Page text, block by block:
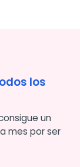
los
un
mes por ser